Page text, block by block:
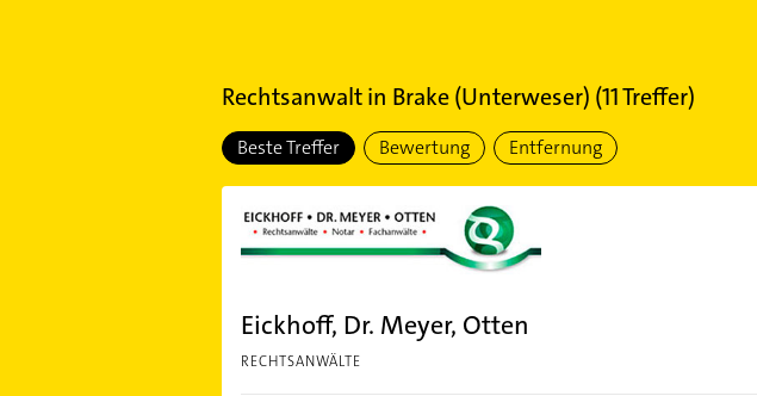
Rechtsanwaltin Brake (Unterweser) (11Treffer)
Beste Treffer Bewertung Entfernung
Eickhoff, Dr. Meyer, Otten
RECHTSANWÄLTE